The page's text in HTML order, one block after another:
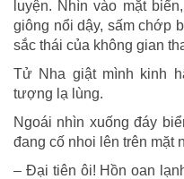
luyện. Nhìn vào mặt
giông nổi dậy, sấm chớp
sắc thái của không gian
Tử Nha giật mình kinh
tượng lạ lùng.
Ngoái nhìn xuống đáy
đang cố nhoi lên trên mặt
– Ðại tiên ôi! Hồn oan